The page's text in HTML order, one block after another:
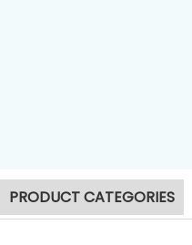
PRODUCT CATEGORIES